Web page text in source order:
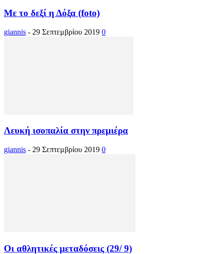
Με το δεξί η Δόξα (foto)
giannis - 29 Σεπτεμβρίου 2019 0
Λευκή ισοπαλία στην πρεμιέρα
giannis - 29 Σεπτεμβρίου 2019 0
Οι αθλητικές μεταδόσεις (29/ 9)